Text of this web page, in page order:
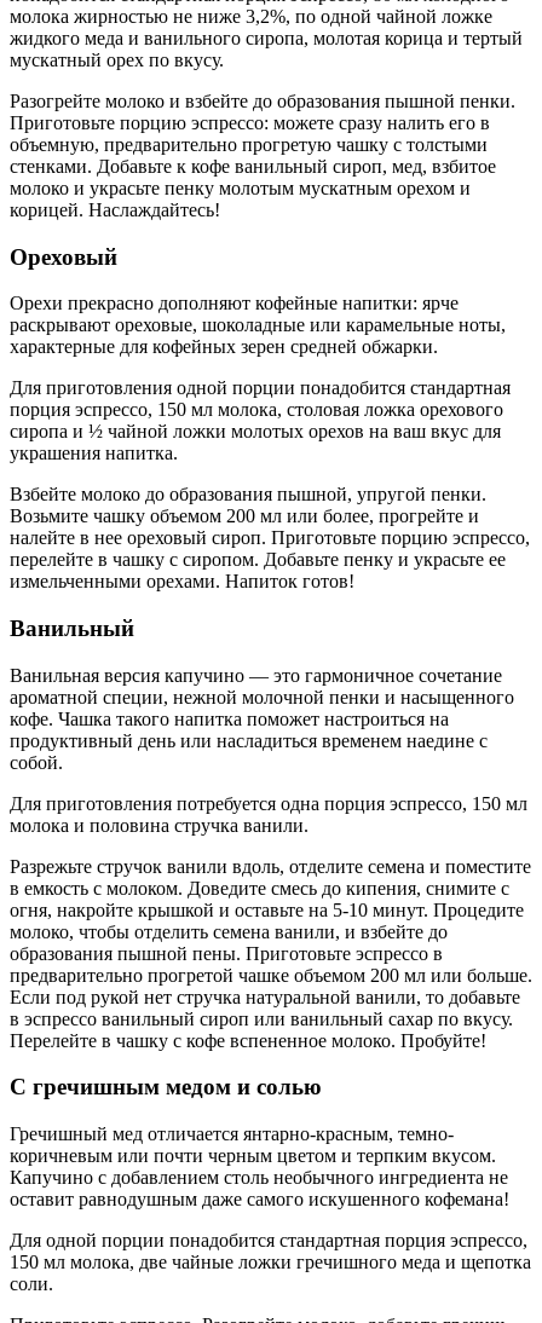
молока жирностью не ниже 3,2%, по одной чайной ложке
жидкого меда и ванильного сиропа, молотая корица и тертый
мускатный орех по вкусу.
Разогрейте молоко и взбейте до образования пышной пенки.
Приготовьте порцию эспрессо: можете сразу налить его в
объемную, предварительно прогретую чашку с толстыми
стенками. Добавьте к кофе ванильный сироп, мед, взбитое
молоко и украсьте пенку молотым мускатным орехом и
корицей. Наслаждайтесь!
Ореховый
Орехи прекрасно дополняют кофейные напитки: ярче
раскрывают ореховые, шоколадные или карамельные ноты,
характерные для кофейных зерен средней обжарки.
Для приготовления одной порции понадобится стандартная
порция эспрессо, 150 мл молока, столовая ложка орехового
сиропа и ½ чайной ложки молотых орехов на ваш вкус для
украшения напитка.
Взбейте молоко до образования пышной, упругой пенки.
Возьмите чашку объемом 200 мл или более, прогрейте и
налейте в нее ореховый сироп. Приготовьте порцию эспрессо,
перелейте в чашку с сиропом. Добавьте пенку и украсьте ее
измельченными орехами. Напиток готов!
Ванильный
Ванильная версия капучино — это гармоничное сочетание
ароматной специи, нежной молочной пенки и насыщенного
кофе. Чашка такого напитка поможет настроиться на
продуктивный день или насладиться временем наедине с
собой.
Для приготовления потребуется одна порция эспрессо, 150 мл
молока и половина стручка ванили.
Разрежьте стручок ванили вдоль, отделите семена и поместите
в емкость с молоком. Доведите смесь до кипения, снимите с
огня, накройте крышкой и оставьте на 5-10 минут. Процедите
молоко, чтобы отделить семена ванили, и взбейте до
образования пышной пены. Приготовьте эспрессо в
предварительно прогретой чашке объемом 200 мл или больше.
Если под рукой нет стручка натуральной ванили, то добавьте
в эспрессо ванильный сироп или ванильный сахар по вкусу.
Перелейте в чашку с кофе вспененное молоко. Пробуйте!
С гречишным медом и солью
Гречишный мед отличается янтарно-красным, темно-
коричневым или почти черным цветом и терпким вкусом.
Капучино с добавлением столь необычного ингредиента не
оставит равнодушным даже самого искушенного кофемана!
Для одной порции понадобится стандартная порция эспрессо,
150 мл молока, две чайные ложки гре­чиш­ного меда и щепотка
соли.